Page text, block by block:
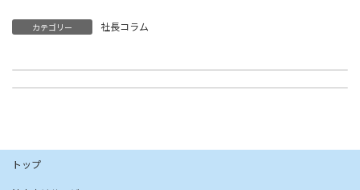
カテゴリー 社長コラム
社長瀧野雅一が札幌市が主催する「障がい者雇用を通して企業づくりを考えるフォーラム」のパネラーとして出場しました。
トップ